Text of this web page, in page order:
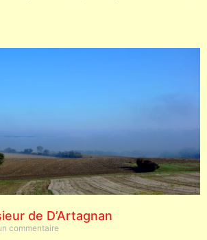
de D’Artagnan
commentaire